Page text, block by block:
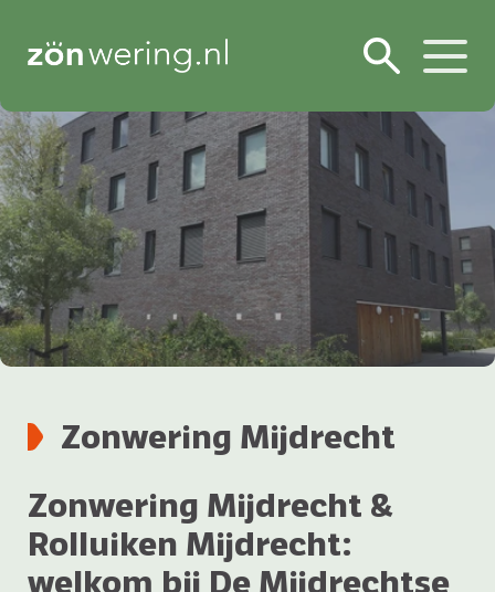
Zonwering Mijdrecht
Zonwering Mijdrecht &
Rolluiken Mijdrecht:
welkom bij De Mijdrechtse